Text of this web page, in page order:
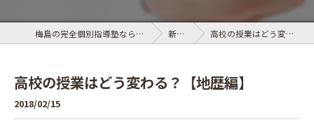
梅島の完全個別指導塾なら英才個別学院 梅島校 新着情報 高校の授業はどう変わる？【地歴編】
高校の授業はどう変わる？【地歴編】
2018/02/15